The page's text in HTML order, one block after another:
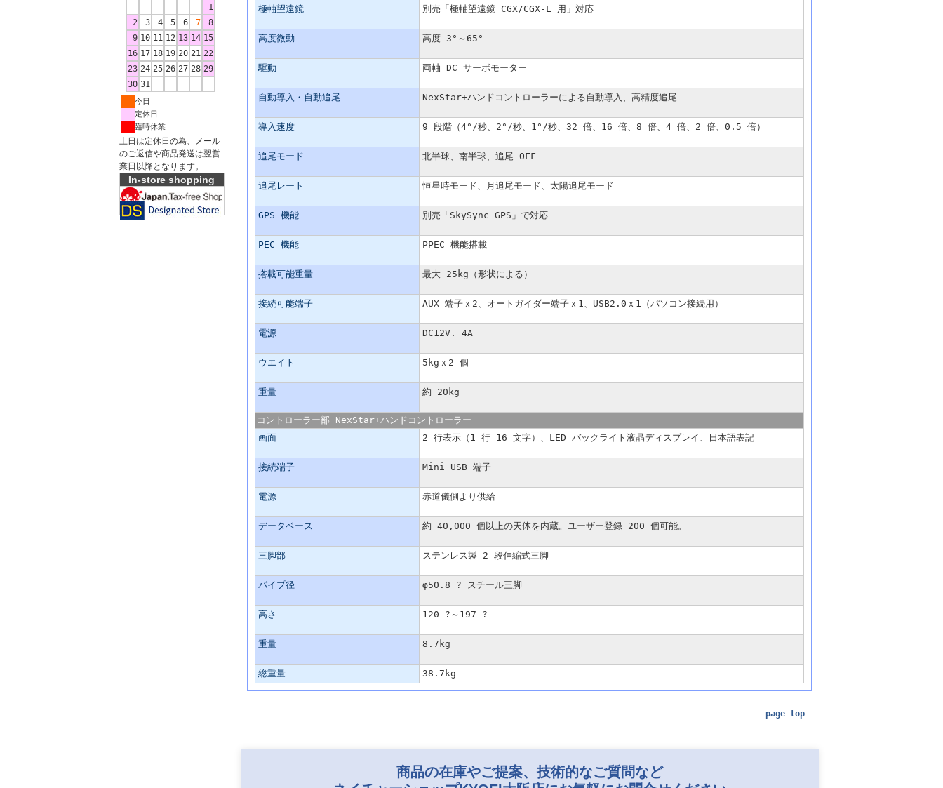
1
2
3 4 5 6 7
8
9 10 11 12 13 14 15
16 17 18 19 20 21 22
23 24 25 26 27 28 29
30 31
今日
定休日
臨時休業
土日は定休日の為、メール
のご返信や商品発送は翌営
業日以降となります。
In-store shopping
極軸望遠鏡 別売「極軸望遠鏡 CGX/CGX-L 用」対応
高度微動 高度 3°～65°
駆動 両軸 DC サーボモーター
自動導入・自動追尾 NexStar+ハンドコントローラーによる自動導入、高精度追尾
導入速度 9 段階（4°/秒、2°/秒、1°/秒、32 倍、16 倍、8 倍、4 倍、2 倍、0.5 倍）
追尾モード 北半球、南半球、追尾 OFF
追尾レート 恒星時モード、月追尾モード、太陽追尾モード
GPS 機能 別売「SkySync GPS」で対応
PEC 機能 PPEC 機能搭載
搭載可能重量 最大 25kg（形状による）
接続可能端子 AUX 端子ｘ2、オートガイダー端子ｘ1、USB2.0ｘ1（パソコン接続用）
電源 DC12V. 4A
ウエイト 5kgｘ2 個
重量 約 20kg
コントローラー部 NexStar+ハンドコントローラー
画面
2 行表示（1 行 16 文字）、LED バックライト液晶ディスプレイ、日本語表記
接続端子 Mini USB 端子
電源 赤道儀側より供給
データベース 約 40,000 個以上の天体を内蔵。ユーザー登録 200 個可能。
三脚部 ステンレス製 2 段伸縮式三脚
パイプ径 φ50.8 ? スチール三脚
高さ 120 ?～197 ?
重量 8.7kg
総重量 38.7kg
page top
商品の在庫やご提案、技術的なご質問など